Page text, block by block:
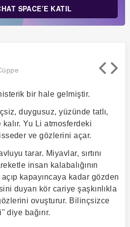
SPACE’E KATIL
bir hale gelmiştir.
duygusuz, yüzünde tatlı,
Yu Li atmosferdeki
ve gözlerini açar.
tarar. Miyavlar, sırtını
insan kalabalığının
kapayıncaya kadar gözden
duyan kör cariye şaşkınlıkla
ovuşturur. Bilinçsizce
diye bağırır.